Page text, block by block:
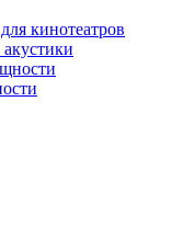
кинотеатров